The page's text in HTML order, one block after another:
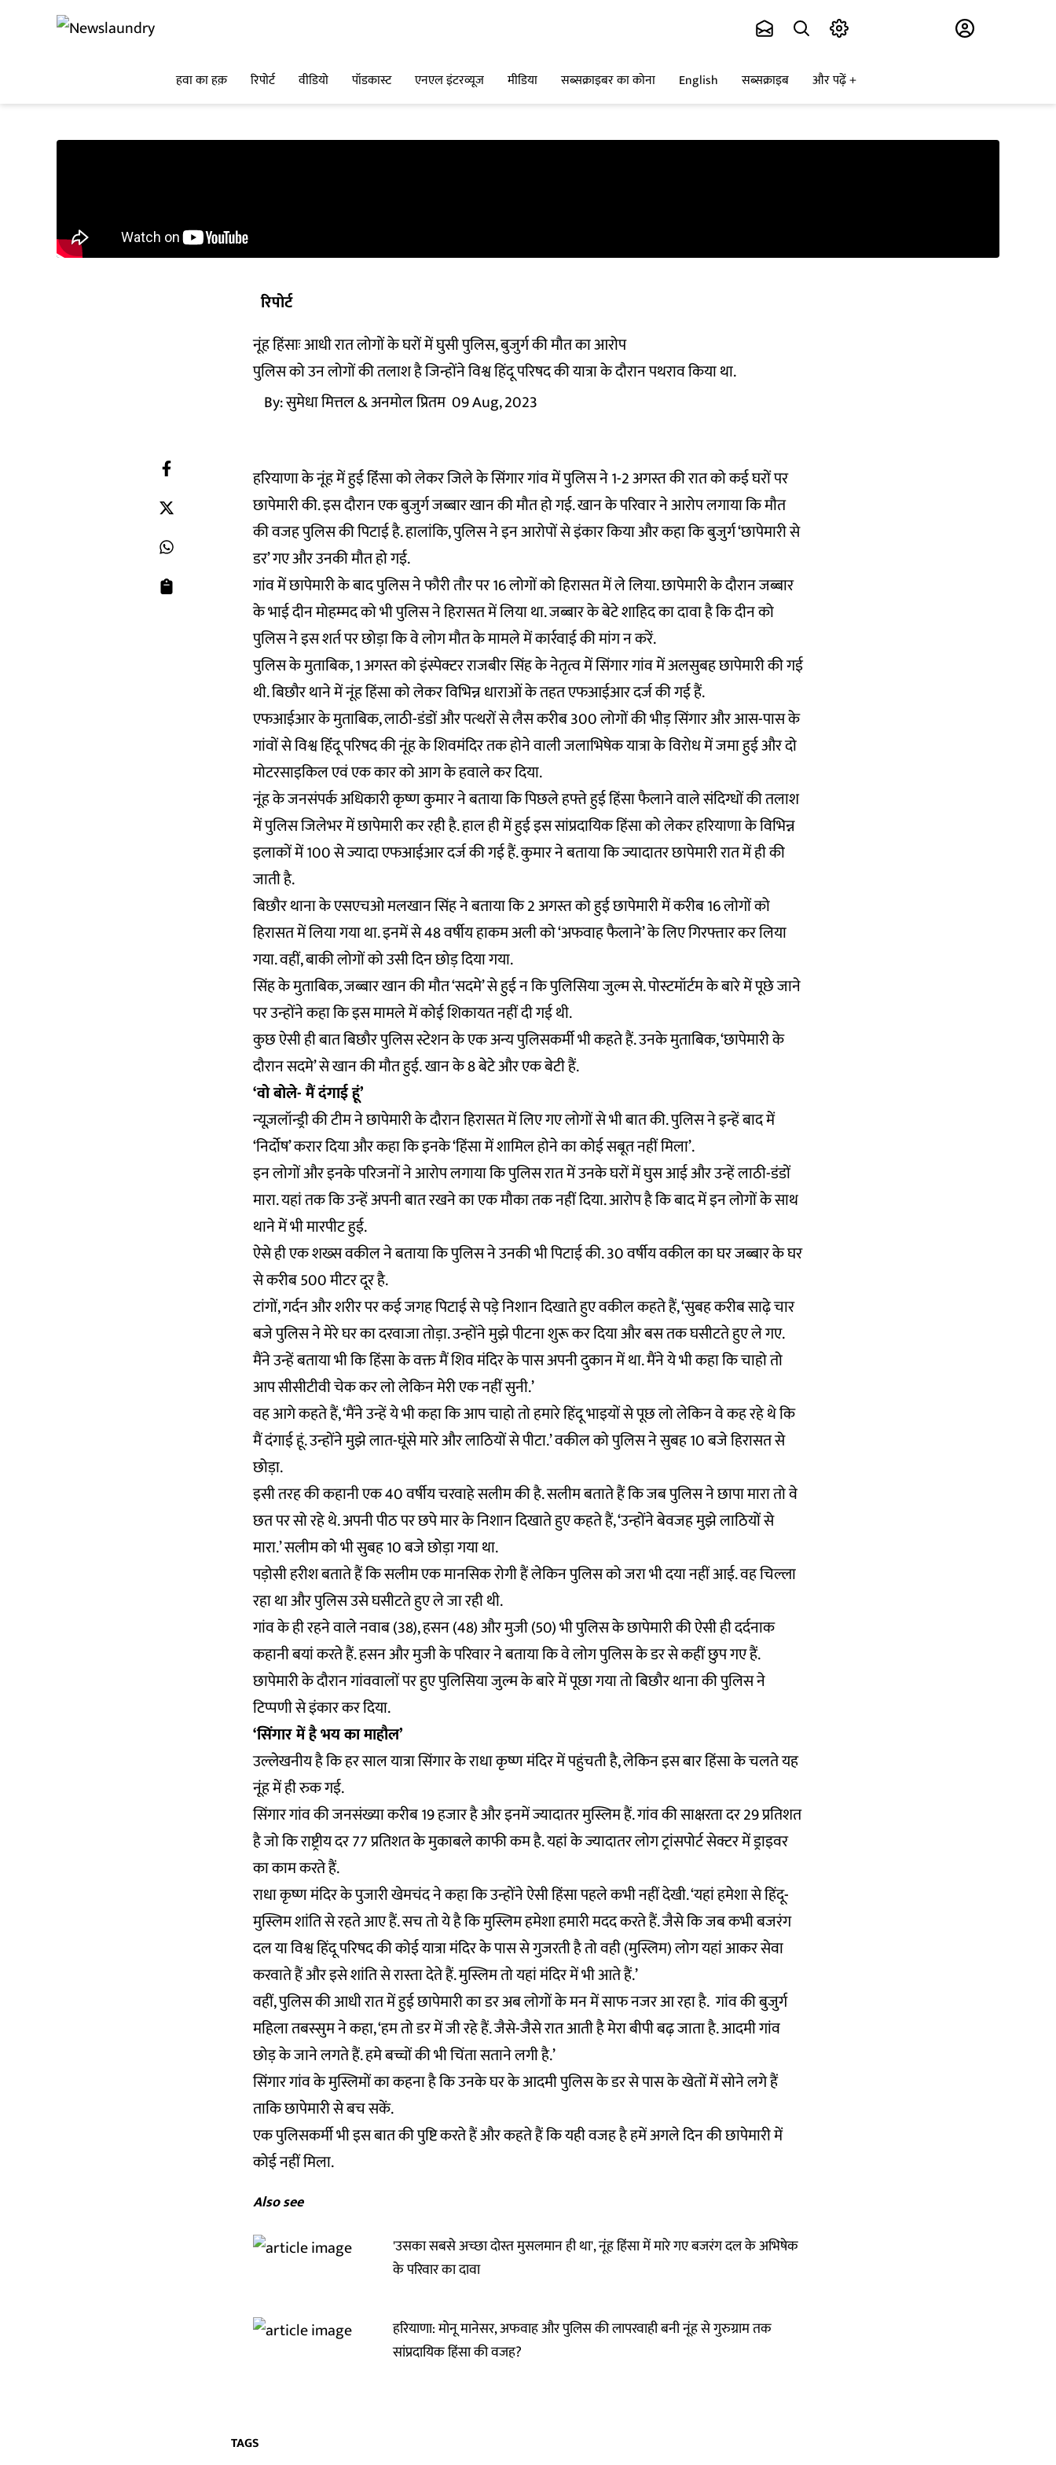
हवा का हक़ रिपोर्ट वीडियो पॉडकास्ट एनएल इंटरव्यूज मीडिया सब्सक्राइबर का कोना English सब्सक्राइब और पढ़ें
रिपोर्ट
नूंह हिंसाः आधी रात लोगों के घरों में घुसी पुलिस, बुजुर्ग की मौत का आरोप
पुलिस को उन लोगों की तलाश है जिन्होंने विश्व हिंदू परिषद की यात्रा के दौरान पथराव किया था.
By:सुमेधा मित्तल& अनमोल प्रितम 09 Aug, 2023
हरियाणा के नूंह में हुई हिंंसा को लेकर जिले के सिंगार गांव में पुलिस ने 1-2 अगस्त की रात को कई घरों पर
छापेमारी की. इस दौरान एक बुजुर्ग जब्बार खान की मौत हो गई. खान के परिवार ने आरोप लगाया कि मौत
की वजह पुलिस की पिटाई है. हालांकि, पुलिस ने इन आरोपों से इंकार किया और कहा कि बुजुर्ग ‘छापेमारी से
डर’ गए और उनकी मौत हो गई.
गांव में छापेमारी के बाद पुलिस ने फौरी तौर पर 16 लोगों को हिरासत में ले लिया. छापेमारी के दौरान जब्बार
के भाई दीन मोहम्मद को भी पुलिस ने हिरासत में लिया था. जब्बार के बेटे शाहिद का दावा है कि दीन को
पुलिस ने इस शर्त पर छोड़ा कि वे लोग मौत के मामले में कार्रवाई की मांग न करें.
पुलिस के मुताबिक, 1 अगस्त को इंस्पेक्टर राजबीर सिंह के नेतृत्व में सिंगार गांव में अलसुबह छापेमारी की गई
थी. बिछौर थाने में नूंह हिंसा को लेकर विभिन्न धाराओं के तहत एफआईआर दर्ज की गई हैं.
एफआईआर के मुताबिक, लाठी-डंडों और पत्थरों से लैस करीब 300 लोगों की भीड़ सिंगार और आस-पास के
गांवों से विश्व हिंंदू परिषद की नूंह के शिवमंदिर तक होने वाली जलाभिषेक यात्रा के विरोध में जमा हुई और दो
मोटरसाइकिल एवं एक कार को आग के हवाले कर दिया.
नूंह के जनसंपर्क अधिकारी कृष्ण कुमार ने बताया कि पिछले हफ्ते हुई हिंसा फैलाने वाले संदिग्धों की तलाश
में पुलिस जिलेभर में छापेमारी कर रही है. हाल ही में हुई इस सांप्रदायिक हिंसा को लेकर हरियाणा के विभिन्न
इलाकों में 100 से ज्यादा एफआईआर दर्ज की गई हैं. कुमार ने बताया कि ज्यादातर छापेमारी रात में ही की
जाती है.
बिछौर थाना के एसएचओ मलखान सिंह ने बताया कि 2 अगस्त को हुई छापेमारी में करीब 16 लोगों को
हिरासत में लिया गया था. इनमें से 48 वर्षीय हाकम अली को ‘अफवाह फैलाने’ के लिए गिरफ्तार कर लिया
गया. वहीं, बाकी लोगों को उसी दिन छोड़ दिया गया.
सिंह के मुताबिक, जब्बार खान की मौत ‘सदमे’ से हुई न कि पुलिसिया जुल्म से. पोस्टमॉर्टम के बारे में पूछे जाने
पर उन्होंने कहा कि इस मामले में कोई शिकायत नहीं दी गई थी.
कुछ ऐसी ही बात बिछौर पुलिस स्टेशन के एक अन्य पुलिसकर्मी भी कहते हैं. उनके मुताबिक, ‘छापेमारी के
दौरान सदमे’ से खान की मौत हुई. खान के 8 बेटे और एक बेटी हैं.
‘वो बोले- मैं दंगाई हूं’
न्यूज़लॉन्ड्री की टीम ने छापेमारी के दौरान हिरासत में लिए गए लोगों से भी बात की. पुलिस ने इन्हें बाद में
‘निर्दोष’ करार दिया और कहा कि इनके ‘हिंसा में शामिल होने का कोई सबूत नहीं मिला’.
इन लोगों और इनके परिजनों ने आरोप लगाया कि पुलिस रात में उनके घरों में घुस आई और उन्हें लाठी-डंडों
मारा. यहां तक कि उन्हें अपनी बात रखने का एक मौका तक नहीं दिया. आरोप है कि बाद में इन लोगों के साथ
थाने में भी मारपीट हुई.
ऐसे ही एक शख्स वकील ने बताया कि पुलिस ने उनकी भी पिटाई की. 30 वर्षीय वकील का घर जब्बार के घर
से करीब 500 मीटर दूर है.
टांगों, गर्दन और शरीर पर कई जगह पिटाई से पड़े निशान दिखाते हुए वकील कहते हैं, ‘सुबह करीब साढ़े चार
बजे पुलिस ने मेरे घर का दरवाजा तोड़ा. उन्होंने मुझे पीटना शुरू कर दिया और बस तक घसीटते हुए ले गए.
मैंने उन्हें बताया भी कि हिंसा के वक्त मैं शिव मंदिर के पास अपनी दुकान में था. मैंने ये भी कहा कि चाहो तो
आप सीसीटीवी चेक कर लो लेकिन मेरी एक नहीं सुनी.’
वह आगे कहते हैं, ‘मैंने उन्हें ये भी कहा कि आप चाहो तो हमारे हिंदू भाइयों से पूछ लो लेकिन वे कह रहे थे कि
मैं दंगाई हूं. उन्होंने मुझे लात-घूंसे मारे और लाठियों से पीटा.’ वकील को पुलिस ने सुबह 10 बजे हिरासत से
छोड़ा.
इसी तरह की कहानी एक 40 वर्षीय चरवाहे सलीम की है. सलीम बताते हैं कि जब पुलिस ने छापा मारा तो वे
छत पर सो रहे थे. अपनी पीठ पर छपे मार के निशान दिखाते हुए कहते हैं, ‘उन्होंने बेवजह मुझे लाठियों से
मारा.’ सलीम को भी सुबह 10 बजे छोड़ा गया था.
पड़ोसी हरीश बताते हैं कि सलीम एक मानसिक रोगी हैं लेकिन पुलिस को जरा भी दया नहीं आई. वह चिल्ला
रहा था और पुलिस उसे घसीटते हुए ले जा रही थी.
गांव के ही रहने वाले नवाब (38), हसन (48) और मुजी (50) भी पुलिस के छापेमारी की ऐसी ही दर्दनाक
कहानी बयां करते हैं. हसन और मुजी के परिवार ने बताया कि वे लोग पुलिस के डर से कहीं छुप गए हैं.
छापेमारी के दौरान गांववालों पर हुए पुलिसिया जुल्म के बारे में पूछा गया तो बिछौर थाना की पुलिस ने
टिप्पणी से इंकार कर दिया.
‘सिंगार में है भय का माहौल’
उल्लेखनीय है कि हर साल यात्रा सिंगार के राधा कृष्ण मंदिर में पहुंचती है, लेकिन इस बार हिंसा के चलते यह
नूंह में ही रुक गई.
सिंगार गांव की जनसंख्या करीब 19 हजार है और इनमें ज्यादातर मुस्लिम हैं. गांव की साक्षरता दर 29 प्रतिशत
है जो कि राष्ट्रीय दर 77 प्रतिशत के मुकाबले काफी कम है. यहां के ज्यादातर लोग ट्रांसपोर्ट सेक्टर में ड्राइवर
का काम करते हैं.
राधा कृष्ण मंदिर के पुजारी खेमचंद ने कहा कि उन्होंने ऐसी हिंसा पहले कभी नहीं देखी. ‘यहां हमेशा से हिंदू-
मुस्लिम शांति से रहते आए हैं. सच तो ये है कि मुस्लिम हमेशा हमारी मदद करते हैं. जैसे कि जब कभी बजरंग
दल या विश्व हिंदू परिषद की कोई यात्रा मंदिर के पास से गुजरती है तो वही (मुस्लिम) लोग यहां आकर सेवा
करवाते हैं और इसे शांति से रास्ता देते हैं. मुस्लिम तो यहां मंदिर में भी आते हैं.’
वहीं, पुलिस की आधी रात में हुई छापेमारी का डर अब लोगों के मन में साफ नजर आ रहा है. गांव की बुजुर्ग
महिला तबस्सुम ने कहा, ‘हम तो डर में जी रहे हैं. जैसे-जैसे रात आती है मेरा बीपी बढ़ जाता है. आदमी गांव
छोड़ के जाने लगते हैं. हमे बच्चों की भी चिंता सताने लगी है.’
सिंगार गांव के मुस्लिमों का कहना है कि उनके घर के आदमी पुलिस के डर से पास के खेतों में सोने लगे हैं
ताकि छापेमारी से बच सकें.
एक पुलिसकर्मी भी इस बात की पुष्टि करते हैं और कहते हैं कि यही वजह है हमें अगले दिन की छापेमारी में
कोई नहीं मिला.
Also see
'उसका सबसे अच्छा दोस्त मुसलमान ही था', नूंह हिंसा में मारे गए बजरंग दल के अभिषेक
के परिवार का दावा
हरियाणा: मोनू मानेसर, अफवाह और पुलिस की लापरवाही बनी नूंह से गुरुग्राम तक
सांप्रदायिक हिंसा की वजह?
TAGS